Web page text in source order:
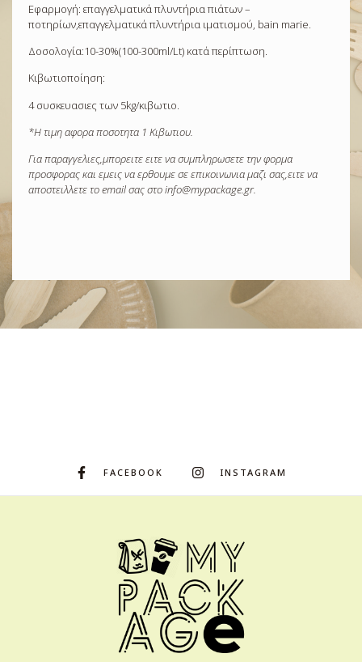
Εφαρμογή: επαγγελματικά πλυντήρια πιάτων –
ποτηρίων,επαγγελματικά πλυντήρια ιματισμού, bain marie.
Δοσολογία:10-30%(100-300ml/Lt) κατά περίπτωση.
Κιβωτιοποίηση:
4 συσκευασιες των 5kg/κιβωτιο.
*Η τιμη αφορα ποσοτητα 1 Κιβωτιου.
Για παραγγελιες,μπορειτε ειτε να συμπληρωσετε την φορμα
προσφορας και εμεις να ερθουμε σε επικοινωνια μαζι σας,ειτε να
αποστειλλετε το email σας στο info@mypackage.gr.
FACEBOOK INSTAGRAM